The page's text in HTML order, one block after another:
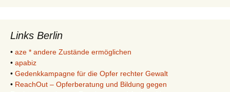
Links Berlin
• aze * andere Zustände ermöglichen
• apabiz
• Gedenkkampagne für die Opfer rechter Gewalt
• ReachOut – Opferberatung und Bildung gegen